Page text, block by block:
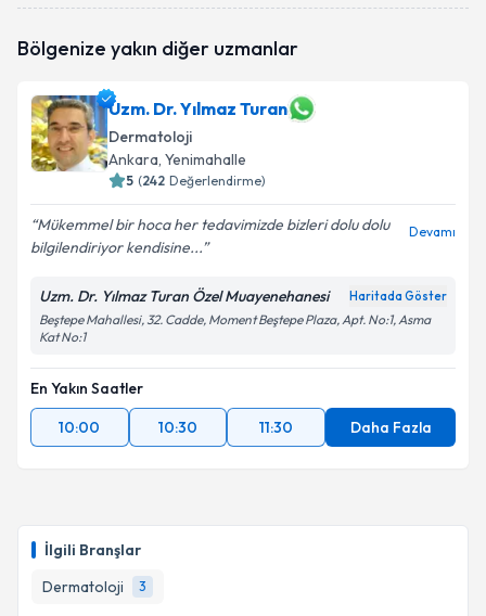
İlgili Branşlar
Dermatoloji
3
kapsamda işlenmesini kabul ediyorum.
oluşturun. Size bu uzmandan randevu almanız için bir
E-posta Adresiniz
Kişisel verilerimin işlenmesine ilişkinAydınlatma
Metni'ni okudum ve kişisel verilerimin belirtilen
Takvim Talebini Gönder
Bölgenize yakın diğer uzmanlar
Uzm. Dr. Yılmaz Turan
Dermatoloji
Ankara, Yenimahalle
5 (242 Değerlendirme)
Mükemmel bir hoca her tedavimizde bizleri dolu dolu
bilgilendiriyor kendisine...
Devamı
Uzm. Dr. Yılmaz Turan Özel Muayenehanesi Haritada Göster
Beştepe Mahallesi, 32. Cadde, Moment Beştepe Plaza, Apt. No:1, Asma
Kat No:1
En Yakın Saatler
10:00
10:30 11:30 Daha Fazla